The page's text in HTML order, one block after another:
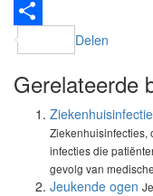
LinkedIn
Delen
Gerelateerde
Ziekenhuisinfecties,
infecties die
gevolg van
Jeukende ogen